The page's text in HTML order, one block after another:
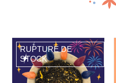
RUPTURE DE
STOCK